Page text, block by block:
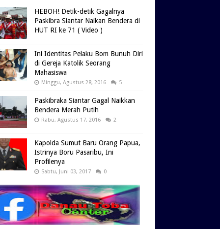
HEBOH! Detik-detik Gagalnya
Paskibra Siantar Naikan Bendera di
HUT RI ke 71 ( Video )
Ini Identitas Pelaku Bom Bunuh Diri
di Gereja Katolik Seorang
Mahasiswa
Minggu, Agustus 28, 2016 5
Paskibraka Siantar Gagal Naikkan
Bendera Merah Putih
Rabu, Agustus 17, 2016 2
Kapolda Sumut Baru Orang Papua,
Istrinya Boru Pasaribu, Ini
Profilenya
Sabtu, Juni 03, 2017 0